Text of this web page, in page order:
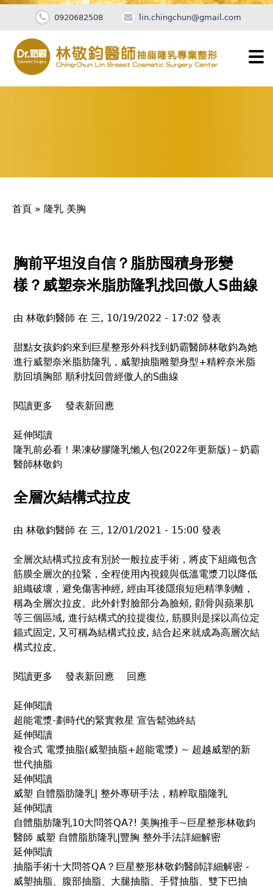
0920682508 lin.chingchun@gmail.com
您
裡
首頁 » 隆乳 美胸
to
top
胸前平坦沒自信？脂肪囤積身形變
樣？威塑奈米脂肪隆乳找回傲人S曲線
由 林敬鈞醫師 在 三, 10/19/2022 - 17:02 發表
甜點女孩鈞鈞來到巨星整形外科找到奶霸醫師林敬鈞為她
進行威塑奈米脂肪隆乳，威塑抽脂雕塑身型+精粹奈米脂
肪回填胸部 順利找回曾經傲人的S曲線
閱讀更多
前
平
沒
自
信？
脂
肪
囤
積
身
形
變
樣？
威
脂
肪
隆
乳
回
傲
人
S
曲
線
發表新回應
延伸閱讀
隆乳前必看！果凍矽膠隆乳懶人包(2022年更新版)－奶霸
醫師林敬鈞
全層次結構式拉皮
由 林敬鈞醫師 在 三, 12/01/2021 - 15:00 發表
全層次結構式拉皮有別於一般拉皮手術，將皮下組織包含
筋膜全層次的拉緊，全程使用內視鏡與低溫電漿刀以降低
組織破壞，避免傷害神經, 經由耳後隱痕短疤精準剝離，
稱為全層次拉皮。此外針對臉部分為臉頰, 顴骨與蘋果肌
等三個區域, 進行結構式的拉提復位, 筋膜則是採以高位定
錨式固定, 又可稱為結構式拉皮, 結合起來就成為高層次結
構式拉皮。
閱讀更多
層
結
拉
發表新回應 回應
延伸閱讀
超能電漿-劃時代的緊實救星 宣告鬆弛終結
延伸閱讀
複合式 電漿抽脂(威塑抽脂+超能電漿) ~ 超越威塑的新
世代抽脂
延伸閱讀
威塑 自體脂肪隆乳| 整外專研手法，精粹取脂隆乳
延伸閱讀
自體脂肪隆乳10大問答QA?! 美胸推手~巨星整形林敬鈞
醫師 威塑 自體脂肪隆乳|豐胸 整外手法詳細解密
延伸閱讀
抽脂手術十大問答QA？巨星整形林敬鈞醫師詳細解密 -
威塑抽脂、腹部抽脂、大腿抽脂、手臂抽脂、雙下巴抽